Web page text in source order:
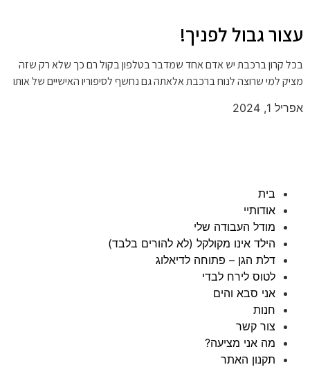
עצור גבול לפניך!
בכל קרון ברכבת יש אדם אחד שמדבר בטלפון בקול רם כך שלא רק שזה
מציק למי שרוצה לנוח ברכבת אלאתה גם נחשף לסיפוריו האישיים של אותו
אפריל 1, 2024
בית
אודותיי
מודל העבודה שלי
הילד אינו מקולקל (לא להורים בלבד)
דלת הגן – פתוחה לדיאלוג
לטוס לירח לבדי
אני סבא והים
חנות
צור קשר
מה אני מציעה?
תקנון האתר